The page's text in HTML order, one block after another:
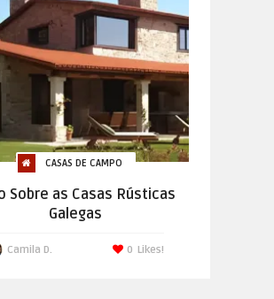
CASAS DE CAMPO
Sobre as Casas Rústicas
Galegas
Camila D. Likes!
0